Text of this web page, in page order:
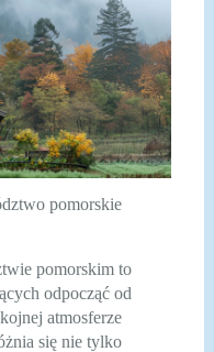
pomorskie
pomorskim to
odpocząć od
atmosferze
się nie tylko